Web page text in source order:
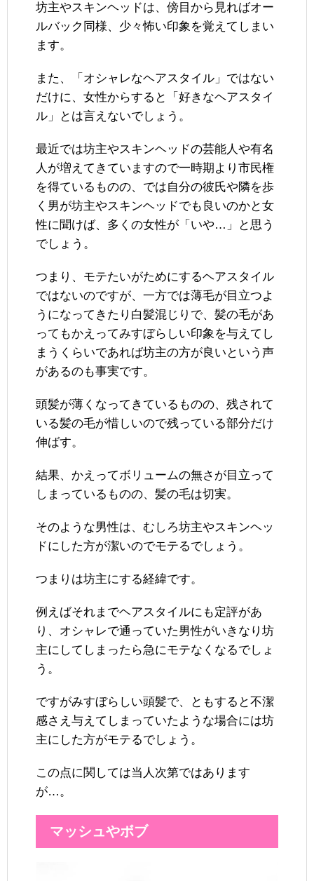
坊主やスキンヘッドは、傍目から見ればオー
ルバック同様、少々怖い印象を覚えてしまい
ます。
また、「オシャレなヘアスタイル」ではない
だけに、女性からすると「好きなヘアスタイ
ル」とは言えないでしょう。
最近では坊主やスキンヘッドの芸能人や有名
人が増えてきていますので一時期より市民権
を得ているものの、では自分の彼氏や隣を歩
く男が坊主やスキンヘッドでも良いのかと女
性に聞けば、多くの女性が「いや…」と思う
でしょう。
つまり、モテたいがためにするヘアスタイル
ではないのですが、一方では薄毛が目立つよ
うになってきたり白髪混じりで、髪の毛があ
ってもかえってみすぼらしい印象を与えてし
まうくらいであれば坊主の方が良いという声
があるのも事実です。
頭髪が薄くなってきているものの、残されて
いる髪の毛が惜しいので残っている部分だけ
伸ばす。
結果、かえってボリュームの無さが目立って
しまっているものの、髪の毛は切実。
そのような男性は、むしろ坊主やスキンヘッ
ドにした方が潔いのでモテるでしょう。
つまりは坊主にする経緯です。
例えばそれまでヘアスタイルにも定評があ
り、オシャレで通っていた男性がいきなり坊
主にしてしまったら急にモテなくなるでしょ
う。
ですがみすぼらしい頭髪で、ともすると不潔
感さえ与えてしまっていたような場合には坊
主にした方がモテるでしょう。
この点に関しては当人次第ではあります
が…。
マッシュやボブ